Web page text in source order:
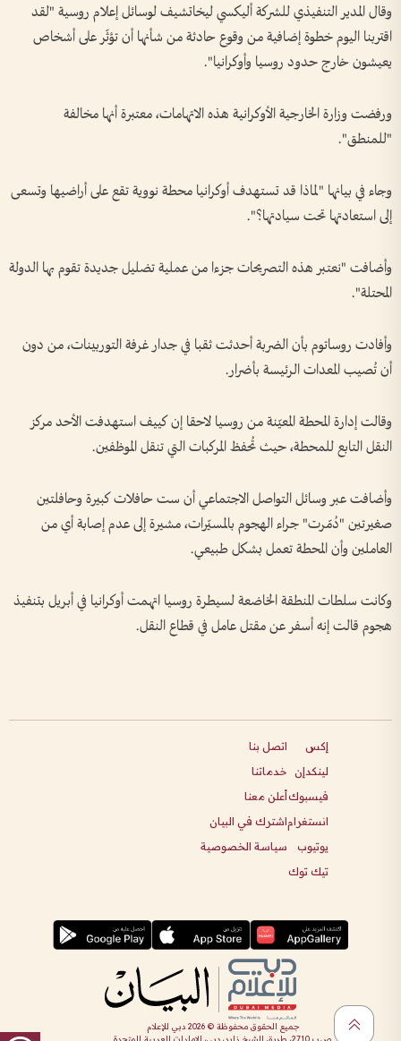
وقال المدير التنفيذي للشركة أليكسي ليخاتشيف لوسائل إعلام روسية "لقد
اقتربنا اليوم خطوة إضافية من وقوع حادثة من شأنها أن تؤثّر على أشخاص
يعيشون خارج حدود روسيا وأوكرانيا".
ورفضت وزارة الخارجية الأوكرانية هذه الاتهامات، معتبرة أنها مخالفة
"للمنطق".
وجاء في بيانها "لماذا قد تستهدف أوكرانيا محطة نووية تقع على أراضيها وتسعى
إلى استعادتها تحت سيادتها؟".
وأضافت "نعتبر هذه التصريحات جزءا من عملية تضليل جديدة تقوم بها الدولة
المحتلة".
وأفادت روساتوم بأن الضربة أحدثت ثقبا في جدار غرفة التوربينات، من دون
أن تُصيب المعدات الرئيسة بأضرار.
وقالت إدارة المحطة المعيّنة من روسيا لاحقا إن كييف استهدفت الأحد مركز
النقل التابع للمحطة، حيث تُحفظ المركبات التي تنقل الموظفين.
وأضافت عبر وسائل التواصل الاجتماعي أن ست حافلات كبيرة وحافلتين
صغيرتين "دُمّرت" جراء الهجوم بالمسيّرات، مشيرة إلى عدم إصابة أي من
العاملين وأن المحطة تعمل بشكل طبيعي.
وكانت سلطات المنطقة الخاضعة لسيطرة روسيا اتهمت أوكرانيا في أبريل بتنفيذ
هجوم قالت إنه أسفر عن مقتل عامل في قطاع النقل.
إكس
لينكدإن
فيسبوك
انستغرام
يوتيوب
تيك توك
اتصل بنا
خدماتنا
أعلن معنا
اشترك في البيان
سياسة الخصوصية
جميع الحقوق محفوظة ©2026 دبي للإعلام
ص.ب 2710، طريق الشيخ زايد، دبي، الإمارات العربية المتحدة